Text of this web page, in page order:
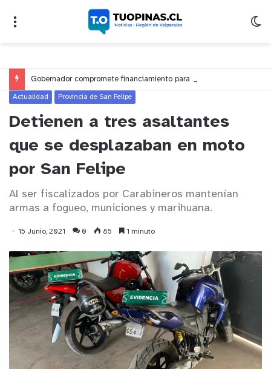
Actualidad Provincia de San Felipe
Detienen a tres asaltantes
que se desplazaban en moto
por San Felipe
Al ser fiscalizados por Carabineros mantenían
armas a fogueo, municiones y marihuana.
15 Junio, 2021 0 85 1 minuto